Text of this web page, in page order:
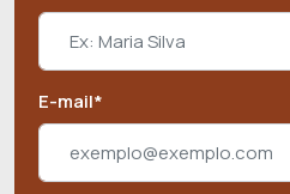
E-mail*